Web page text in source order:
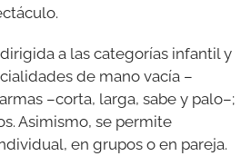
a las categorías infantil y
de mano vacía –
–corta, larga, sabe y palo–;
Asimismo, se permite
en grupos o en pareja.